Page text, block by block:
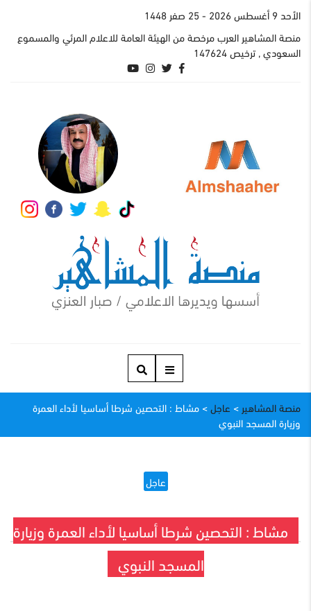
اﻷحد 9 أغسطس 2026
- 25 صفر 1448
منصة المشاهير العرب مرخصة من الهيئة العامة للاعلام المرئي والمسموع
السعودي , ترخيص 147624
منصة المشاهير > عاجل> مشاط : التحصين شرطا أساسيا لأداء العمرة
وزيارة المسجد النبوي
عاجل
مشاط : التحصين شرطا أساسيا لأداء العمرة وزيارة
المسجد النبوي